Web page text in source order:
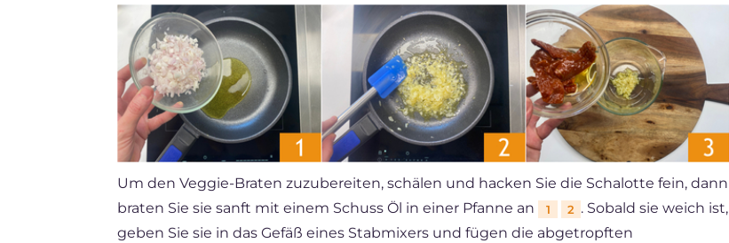
Um den Veggie-Braten zuzubereiten, schälen und hacken Sie die Schalotte fein, dann
braten Sie sie sanft mit einem Schuss Öl in einer Pfanne an
1 2 . Sobald sie weich ist,
geben Sie sie in das Gefäß eines Stabmixers und fügen die abgetropften